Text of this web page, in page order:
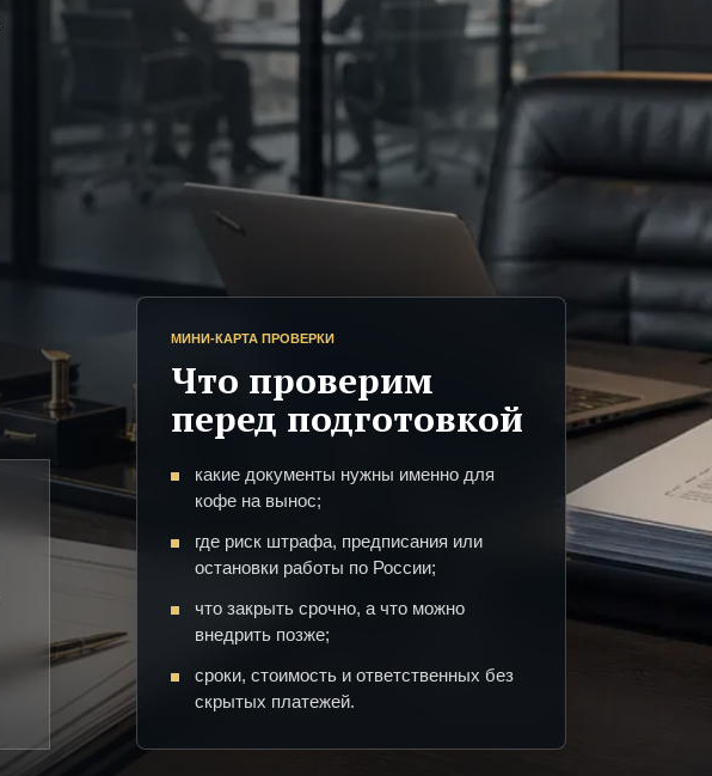
МИНИ-КАРТА ПРОВЕРКИ
Что проверим
перед подготовкой
какие документы нужны именно для
кофе на вынос;
где риск штрафа, предписания или
остановки работы по России;
что закрыть срочно, а что можно
внедрить позже;
сроки, стоимость и ответственных без
скрытых платежей.